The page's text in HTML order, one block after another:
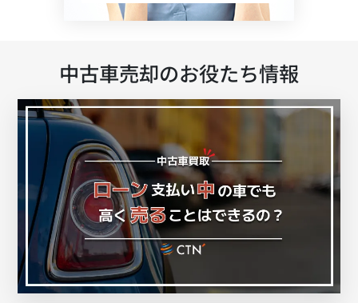
中古車売却のお役たち情報